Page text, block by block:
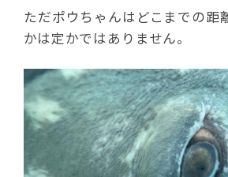
ただポウちゃんはどこまでの距
かは定かではありません。